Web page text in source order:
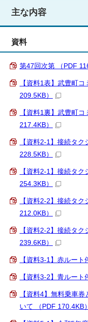
主な内容
資料
第47回次第 （PDF
【資料1表】武豊町
209.5KB）
【資料1裏】武豊町
217.4KB）
【資料2-1】接続タ
228.5KB）
【資料2-1】接続タ
254.3KB）
【資料2-2】接続タ
212.0KB）
【資料2-2】接続タ
239.6KB）
【資料3-1】赤ルー
【資料3-2】青ルー
【資料4】無料乗車
いて （PDF 170.4KB）